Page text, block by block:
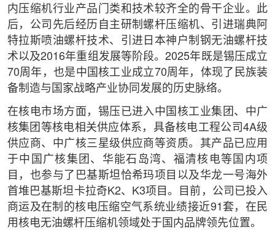
内压缩机行业产品门类和技术较齐全的骨干企业。此
后，公司先后经历自主研制螺杆压缩机、引进瑞典阿
特拉斯喷油螺杆技术、引进日本神户制钢无油螺杆技
术以及2016年重组发展等阶段。2025年既是锡压成立
70周年，也是中国核工业成立70周年，体现了民族装
备制造与国家战略产业协同发展的历史脉络。
在核电市场方面，锡压已进入中国核工业集团、中广
核集团等核电相关供应体系，具备核电工程公司4A级
供应商、中广核三星级供应商等资质。其产品已应用
于中国广核集团、华能石岛湾、福清核电等国内项
目，也参与了巴基斯坦恰希玛项目以及华龙一号海外
首堆巴基斯坦卡拉奇K2、K3项目。目前，公司已投入
商运及在制的核电压缩空气系统业绩接近91套，在民
用核电无油螺杆压缩机领域处于国内品牌领先位置。